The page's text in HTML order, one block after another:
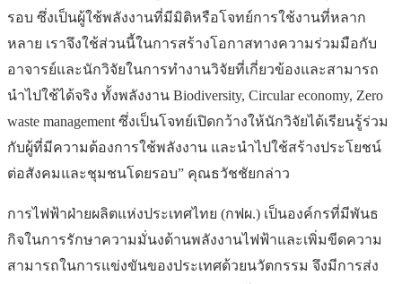
รอบ ซึ่งเป็นผู้ใช้พลังงานที่มีมิติหรือโจทย์การใช้งานที่หลาก
หลาย เราจึงใช้ส่วนนี้ในการสร้างโอกาสทางความร่วมมือกับ
อาจารย์และนักวิจัยในการทำงานวิจัยที่เกี่ยวข้องและสามารถ
นำไปใช้ได้จริง ทั้งพลังงาน Biodiversity, Circular economy, Zero
waste management ซึ่งเป็นโจทย์เปิดกว้างให้นักวิจัยได้เรียนรู้ร่วม
กับผู้ที่มีความต้องการใช้พลังงาน และนำไปใช้สร้างประโยชน์
ต่อสังคมและชุมชนโดยรอบ” คุณธวัชชัยกล่าว
การไฟฟ้าฝ่ายผลิตแห่งประเทศไทย (กฟผ.) เป็นองค์กรที่มีพันธ
กิจในการรักษาความมั่นงด้านพลังงานไฟฟ้าและเพิ่มขีดความ
สามารถในการแข่งขันของประเทศด้วยนวัตกรรม จึงมีการส่ง